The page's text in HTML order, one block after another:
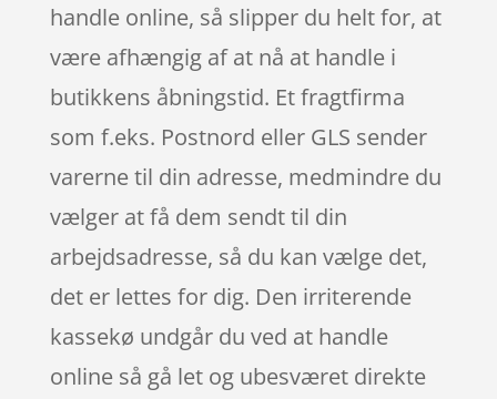
handle online, så slipper du helt for, at
være afhængig af at nå at handle i
butikkens åbningstid. Et fragtfirma
som f.eks. Postnord eller GLS sender
varerne til din adresse, medmindre du
vælger at få dem sendt til din
arbejdsadresse, så du kan vælge det,
det er lettes for dig. Den irriterende
kassekø undgår du ved at handle
online så gå let og ubesværet direkte